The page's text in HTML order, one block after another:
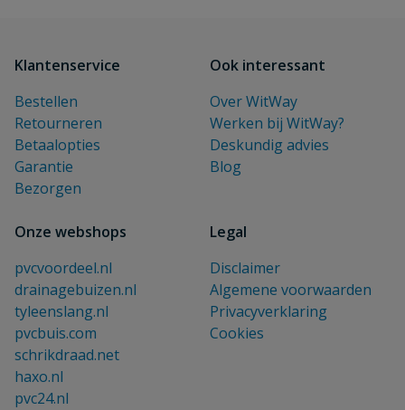
Klantenservice
Bestellen
Retourneren
Betaalopties
Garantie
Bezorgen
Ook interessant
Over WitWay
Werken bij WitWay?
Deskundig advies
Blog
Onze webshops
pvcvoordeel.nl
drainagebuizen.nl
tyleenslang.nl
pvcbuis.com
schrikdraad.net
haxo.nl
pvc24.nl
Legal
Disclaimer
Algemene voorwaarden
Privacyverklaring
Cookies